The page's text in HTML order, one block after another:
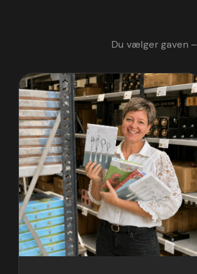
Du vælger gaven